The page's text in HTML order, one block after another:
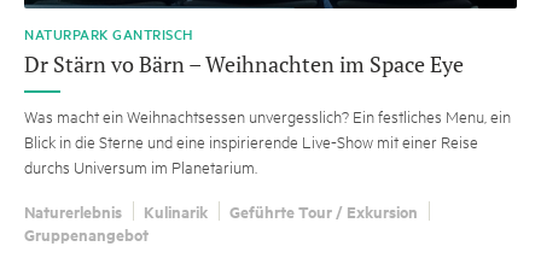
NATURPARK GANTRISCH
Dr Stärn vo Bärn – Weihnachten im Space Eye
Was macht ein Weihnachtsessen unvergesslich? Ein festliches Menu, ein
Blick in die Sterne und eine inspirierende Live-Show mit einer Reise
durchs Universum im Planetarium.
Naturerlebnis Kulinarik
Geführte Tour / Exkursion
Gruppenangebot